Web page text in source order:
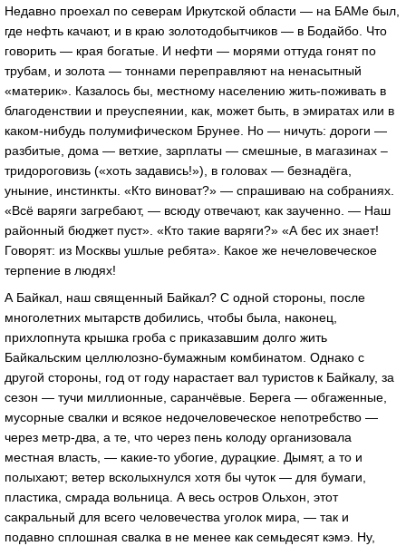
Недавно проехал по северам Иркутской области — на БАМе был,
где нефть качают, и в краю золотодобытчиков — в Бодайбо. Что
говорить — края богатые. И нефти — морями оттуда гонят по
трубам, и золота — тоннами переправляют на ненасытный
«материк». Казалось бы, местному населению жить-поживать в
благоденствии и преуспеянии, как, может быть, в эмиратах или в
каком-нибудь полумифическом Брунее. Но — ничуть: дороги —
разбитые, дома — ветхие, зарплаты — смешные, в магазинах –
тридороговизь («хоть задавись!»), в головах — безнадёга,
уныние, инстинкты. «Кто виноват?» — спрашиваю на собраниях.
«Всё варяги загребают, — всюду отвечают, как заученно. — Наш
районный бюджет пуст». «Кто такие варяги?» «А бес их знает!
Говорят: из Москвы ушлые ребята». Какое же нечеловеческое
терпение в людях!
А Байкал, наш священный Байкал? С одной стороны, после
многолетних мытарств добились, чтобы была, наконец,
прихлопнута крышка гроба с приказавшим долго жить
Байкальским целлюлозно-бумажным комбинатом. Однако с
другой стороны, год от году нарастает вал туристов к Байкалу, за
сезон — тучи миллионные, саранчёвые. Берега — обгаженные,
мусорные свалки и всякое недочеловеческое непотребство —
через метр-два, а те, что через пень колоду организовала
местная власть, — какие-то убогие, дурацкие. Дымят, а то и
полыхают; ветер всколыхнулся хотя бы чуток — для бумаги,
пластика, смрада вольница. А весь остров Ольхон, этот
сакральный для всего человечества уголок мира, — так и
подавно сплошная свалка в не менее как семьдесят кэмэ. Ну,